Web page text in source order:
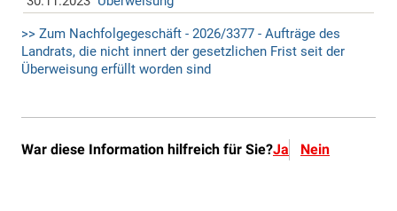
War diese Information hilfreich für Sie?Ja Nein